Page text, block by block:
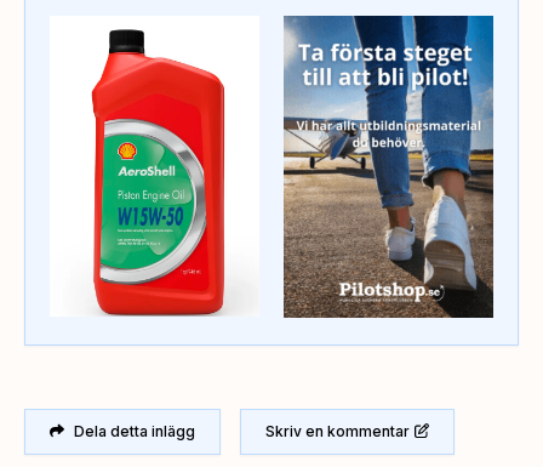
Dela detta inlägg Skriv en kommentar